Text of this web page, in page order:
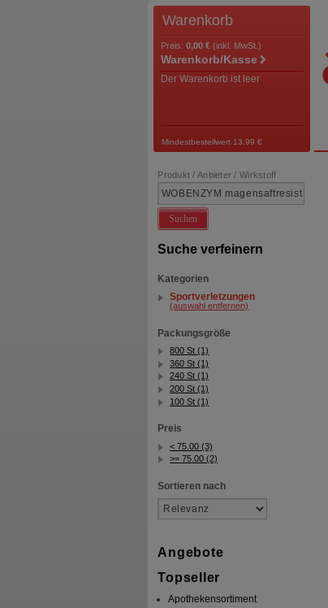
Warenkorb
Preis: 0,00 € (inkl. MwSt.)
Warenkorb/Kasse
Der Warenkorb ist leer
Mindestbestellwert 13,99 €
Produkt / Anbieter / Wirkstoff
Suchen
Suche verfeinern
Kategorien
Sportverletzungen
(auswahl entfernen)
Packungsgröße
800 St (1)
360 St (1)
240 St (1)
200 St (1)
100 St (1)
Preis
< 75.00 (3)
>= 75.00 (2)
Sortieren nach
Angebote
Topseller
Apothekensortiment